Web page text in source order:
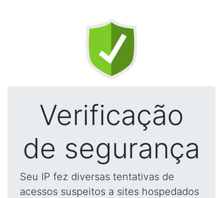
Verificação
de segurança
Seu IP fez diversas tentativas de
acessos suspeitos a sites hospedados